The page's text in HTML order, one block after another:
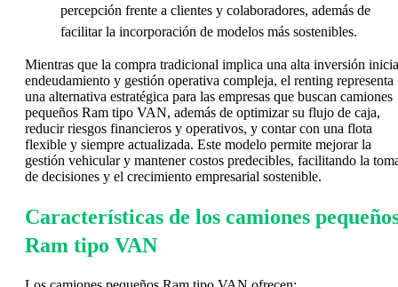
percepción frente a clientes y colaboradores, además de
facilitar la incorporación de modelos más sostenibles.
Mientras que la compra tradicional implica una alta inversión
endeudamiento y gestión operativa compleja, el renting representa
una alternativa estratégica para las empresas que buscan camiones
pequeños Ram tipo VAN, además de optimizar su flujo de caja,
reducir riesgos financieros y operativos, y contar con una flota
flexible y siempre actualizada. Este modelo permite mejorar la
gestión vehicular y mantener costos predecibles, facilitando la
de decisiones y el crecimiento empresarial sostenible.
Características de los camiones
Ram tipo VAN